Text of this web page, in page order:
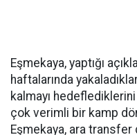
Eşmekaya, yaptığı
haftalarında
kalmayı
çok verimli bir kamp
Eşmekaya, ara